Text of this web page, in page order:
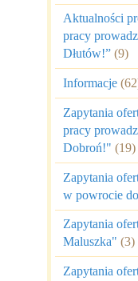
Aktualności
pracy
Dłutów!” (9)
Informacje
Zapytania
pracy
Dobroń!" (19)
Zapytania
w powrocie
Zapytania
Maluszka" (3)
Zapytania